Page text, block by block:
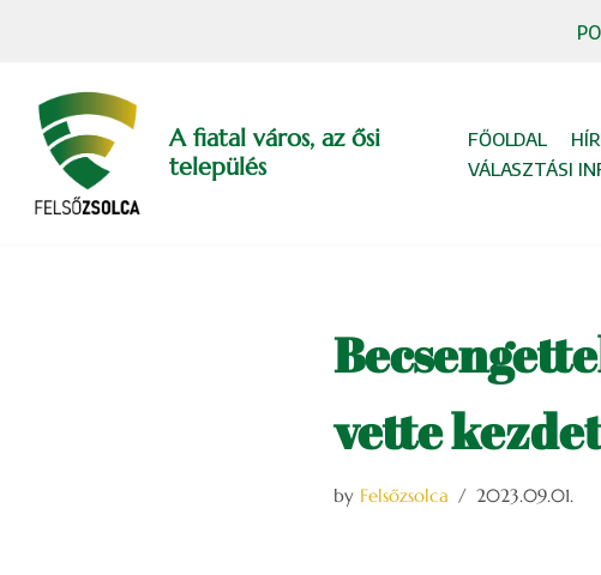
content
A fiatal város, az ősi
település
FŐOLDAL
VÁLASZTÁSI
vette
by Felsőzsolca 2023.09.01.